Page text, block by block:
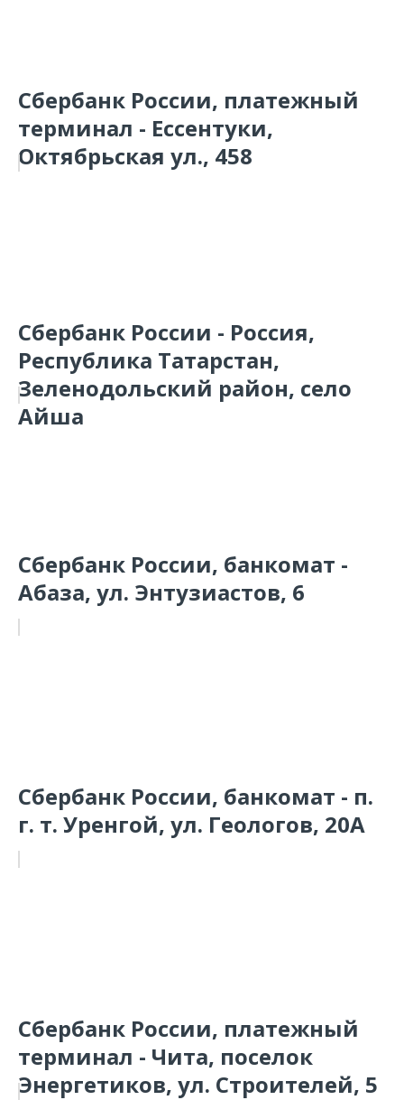
Сбербанк России, платежный
терминал - Ессентуки,
Октябрьская ул., 458
Сбербанк России - Россия,
Республика Татарстан,
Зеленодольский район, село
Айша
Сбербанк России, банкомат -
Абаза, ул. Энтузиастов, 6
Сбербанк России, банкомат - п.
г. т. Уренгой, ул. Геологов, 20А
Сбербанк России, платежный
терминал - Чита, поселок
Энергетиков, ул. Строителей, 5